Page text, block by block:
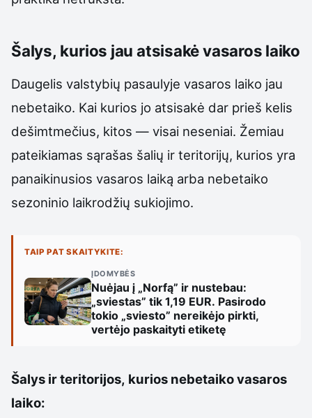
Šalys, kurios jau atsisakė vasaros laiko
Daugelis valstybių pasaulyje vasaros laiko jau
nebetaiko. Kai kurios jo atsisakė dar prieš kelis
dešimtmečius, kitos — visai neseniai. Žemiau
pateikiamas sąrašas šalių ir teritorijų, kurios yra
panaikinusios vasaros laiką arba nebetaiko
sezoninio laikrodžių sukiojimo.
TAIP PAT SKAITYKITE:
ĮDOMYBĖS
Nuėjau į „Norfą” ir nustebau:
„sviestas” tik 1,19 EUR. Pasirodo
tokio „sviesto” nereikėjo pirkti,
vertėjo paskaityti etiketę
Šalys ir teritorijos, kurios nebetaiko vasaros
laiko: